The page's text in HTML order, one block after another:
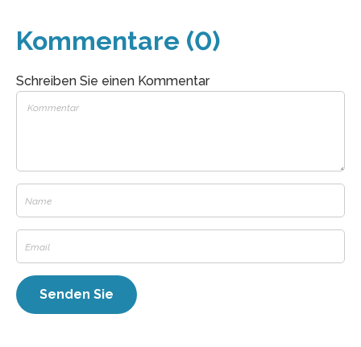
Kommentare (0)
Schreiben Sie einen Kommentar